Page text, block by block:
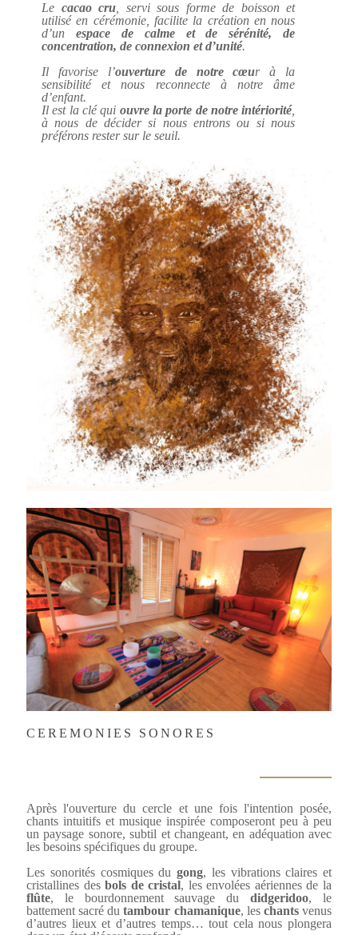
Le cacao cru , servi sous forme de boisson et
utilisé en cérémonie, facilite la création en nous
d’un espace de calme et de sérénité, de
concentration, de connexion et d’unité.
Il favorise l’ouverture de notre cœur à la
sensibilité et nous reconnecte à notre âme
d’enfant.
Il est la clé qui ouvre la porte de notre intériorité,
à nous de décider si nous entrons ou si nous
préférons rester sur le seuil.
CEREMONIES SONORES
Après l'ouverture du cercle et une fois l'intention posée,
chants intuitifs et musique inspirée composeront peu à peu
un paysage sonore, subtil et changeant, en adéquation avec
les besoins spécifiques du groupe.
Les sonorités cosmiques du gong, les vibrations claires et
cristallines desbols de cristal, les envolées aériennes de la
flûte, le bourdonnement sauvage dudidgeridoo, le
battement sacré dutambour chamanique, les chantsvenus
d’autres lieux et d’autres temps… tout cela nous plongera